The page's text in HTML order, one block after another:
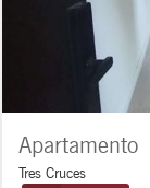
Apartamento
Tres Cruces